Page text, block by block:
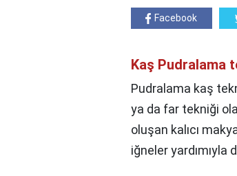
Facebook
Kaş Pudralama
Pudralama kaş
ya da far tekniği
oluşan kalıcı
iğneler yardımıyla